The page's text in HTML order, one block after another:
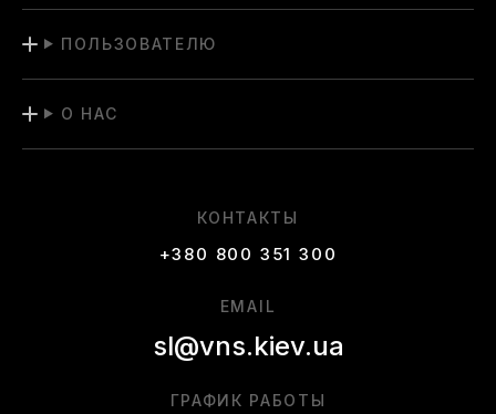
ПОЛЬЗОВАТЕЛЮ
О НАС
КОНТАКТЫ
+380 800 351 300
ГРАФИК РАБОТЫ
EMAIL
sl@vns.kiev.ua